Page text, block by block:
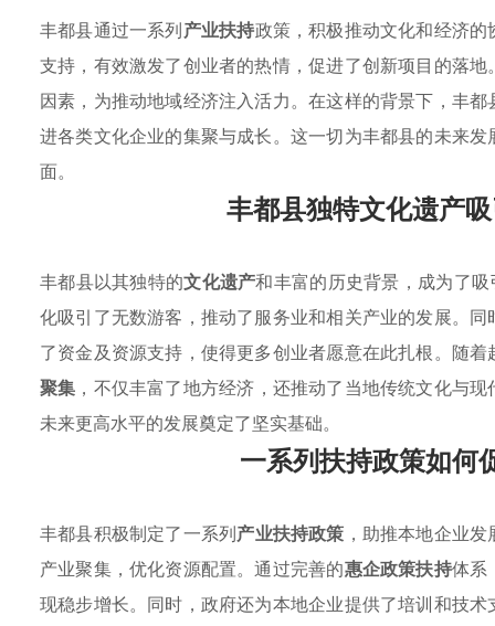
丰都县通过一系列产业扶持政策，积极推动文化和经济的
支持，有效激发了创业者的热情，促进了创新项目的落
因素，为推动地域经济注入活力。在这样的背景下，丰
进各类文化企业的集聚与成长。这一切为丰都县的未来
面。
丰都县独特文化遗产
丰都县以其独特的文化遗产和丰富的历史背景，成为了
化吸引了无数游客，推动了服务业和相关产业的发展。
了资金及资源支持，使得更多创业者愿意在此扎根。随
聚集 ，不仅丰富了地方经济，还推动了当地传统文化与
未来更高水平的发展奠定了坚实基础。
一系列扶持政策如何
丰都县积极制定了一系列产业扶持政策 ，助推本地企业
产业聚集，优化资源配置。通过完善的惠企政策扶持体系
现稳步增长。同时，政府还为本地企业提供了培训和技